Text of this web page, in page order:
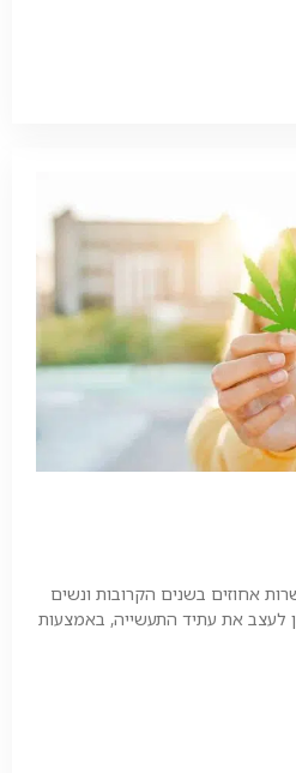
אחוזים בשנים הקרובות ונשים
לעצב את עתיד התעשייה, באמצעות